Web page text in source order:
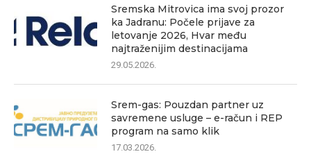
Sremska Mitrovica ima svoj prozor
ka Jadranu: Počele prijave za
letovanje 2026, Hvar među
najtraženijim destinacijama
29.05.2026.
Srem-gas: Pouzdan partner uz
savremene usluge – e-račun i REP
program na samo klik
17.03.2026.